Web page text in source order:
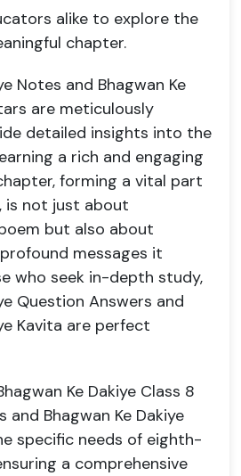
alike to explore the
chapter.
Notes and Bhagwan Ke
are meticulously
detailed insights into the
a rich and engaging
forming a vital part
is not just about
but also about
messages it
who seek in-depth study,
Question Answers and
Kavita are perfect
Ke Dakiye Class 8
and Bhagwan Ke Dakiye
specific needs of eighth-
a comprehensive